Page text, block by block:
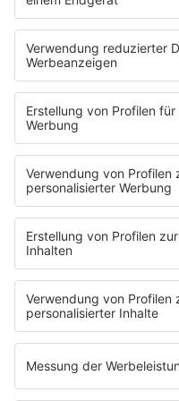
Neues Netzwerk
entsteht
Die IHK Reutlingen
humanoide Robotik
Unternehmen,
verbinden und